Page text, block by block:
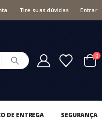
Tire suas dúvidas Entrar
0
DE ENTREGA SEGURANÇA